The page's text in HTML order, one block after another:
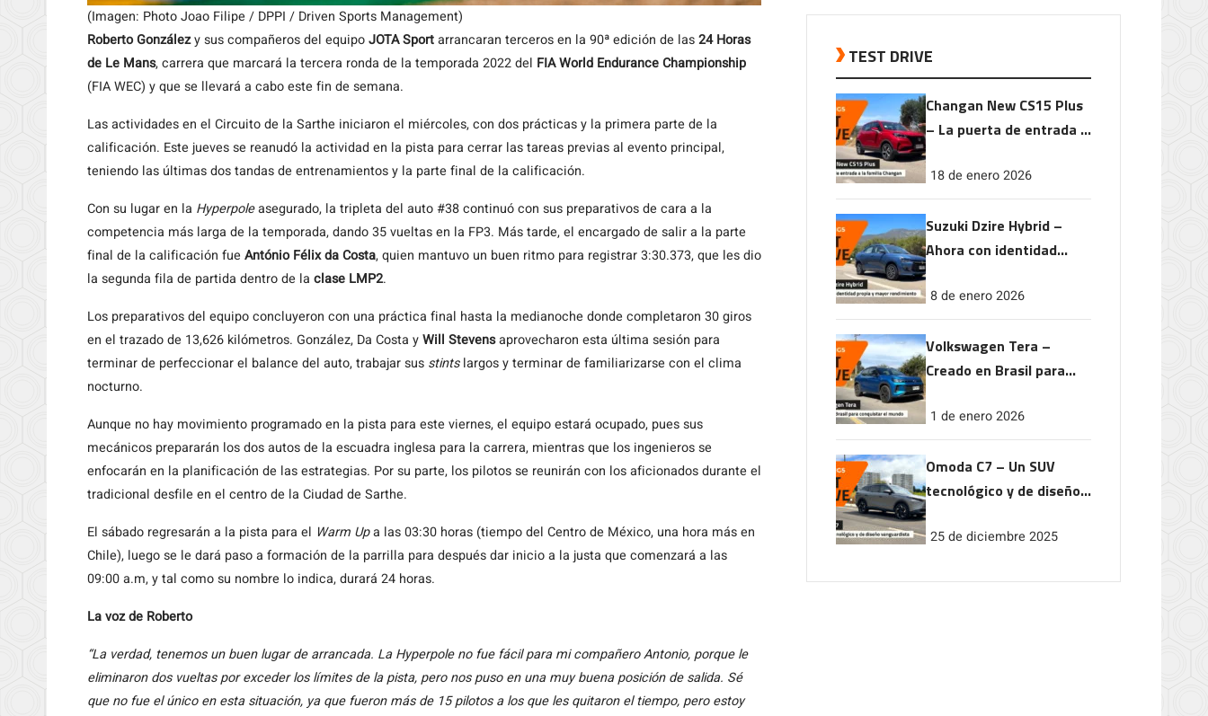
(Imagen: Photo Joao Filipe / DPPI / Driven Sports Management)
Roberto Gonzálezy sus compañeros del equipoJOTA Sportarrancaran terceros en la 90ª edición de las24 Horas
de Le Mans, carrera que marcará la tercera ronda de la temporada 2022 del FIA World Endurance Championship
(FIA WEC) y que se llevará a cabo este fin de semana.
Las actividades en el Circuito de la Sarthe iniciaron el miércoles, con dos prácticas y la primera parte de la
calificación. Este jueves se reanudó la actividad en la pista para cerrar las tareas previas al evento principal,
teniendo las últimas dos tandas de entrenamientos y la parte final de la calificación.
Con su lugar en la Hyperpoleasegurado, la tripleta del auto #38 continuó con sus preparativos de cara a la
competencia más larga de la temporada, dando 35 vueltas en la FP3. Más tarde, el encargado de salir a la parte
final de la calificación fue António Félix da Costa, quien mantuvo un buen ritmo para registrar 3:30.373, que les dio
la segunda fila de partida dentro de la clase LMP2.
Los preparativos del equipo concluyeron con una práctica final hasta la medianoche donde completaron 30 giros
en el trazado de 13,626 kilómetros. González, Da Costa yWill Stevensaprovecharon esta última sesión para
terminar de perfeccionar el balance del auto, trabajar sus stintslargos y terminar de familiarizarse con el clima
nocturno.
Aunque no hay movimiento programado en la pista para este viernes, el equipo estará ocupado, pues sus
mecánicos prepararán los dos autos de la escuadra inglesa para la carrera, mientras que los ingenieros se
enfocarán en la planificación de las estrategias. Por su parte, los pilotos se reunirán con los aficionados durante el
tradicional desfile en el centro de la Ciudad de Sarthe.
El sábado regresarán a la pista para el Warm Upa las 03:30 horas (tiempo del Centro de México, una hora más en
Chile), luego se le dará paso a formación de la parrilla para después dar inicio a la justa que comenzará a las
09:00 a.m, y tal como su nombre lo indica, durará 24 horas.
La voz de Roberto
“La verdad, tenemos un buen lugar de arrancada. La Hyperpole no fue fácil para mi compañero Antonio, porque le
eliminaron dos vueltas por exceder los límites de la pista, pero nos puso en una muy buena posición de salida. Sé
que no fue el único en esta situación, ya que fueron más de 15 pilotos a los que les quitaron el tiempo, pero estoy
TEST DRIVE
Changan New CS15 Plus
– La puerta de entrada a
18 de enero 2026
Suzuki Dzire Hybrid –
Ahora con identidad
rendimiento
8 de enero 2026
Volkswagen Tera –
Creado en Brasil para
1 de enero 2026
Omoda C7 – Un SUV
tecnológico y de diseño
25 de diciembre 2025